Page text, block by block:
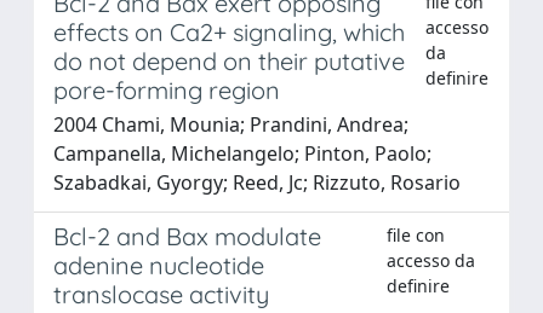
effects on Ca2+ signaling, which
do not depend on their putative
pore-forming region
accesso
da
definire
2004 Chami, Mounia; Prandini, Andrea;
Campanella, Michelangelo; Pinton, Paolo;
Szabadkai, Gyorgy; Reed, Jc; Rizzuto, Rosario
Bcl-2 and Bax modulate
adenine nucleotide
translocase activity
file con
accesso da
definire